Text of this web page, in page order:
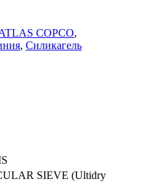
COPCO,
, Силикагель
SIEVE (Ultidry